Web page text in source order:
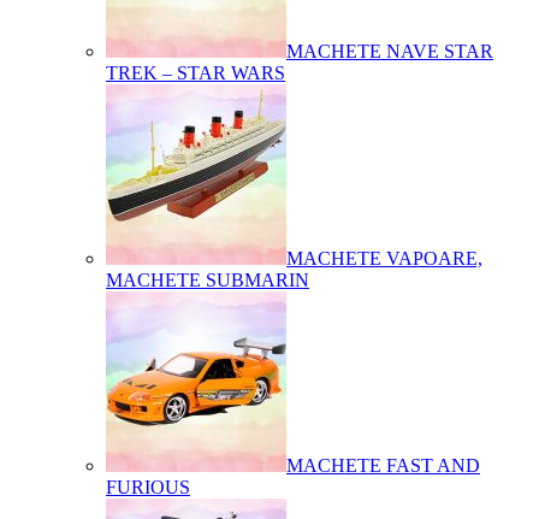
MACHETE NAVE STAR
TREK – STAR WARS
MACHETE VAPOARE,
MACHETE SUBMARIN
MACHETE FAST AND
FURIOUS